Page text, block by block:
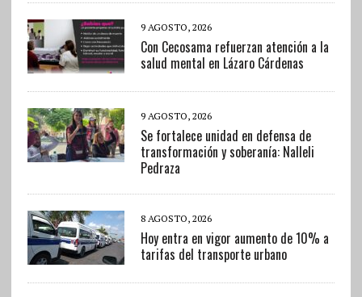
9 AGOSTO, 2026
Con Cecosama refuerzan atención a la
salud mental en Lázaro Cárdenas
9 AGOSTO, 2026
Se fortalece unidad en defensa de
transformación y soberanía: Nalleli
Pedraza
8 AGOSTO, 2026
Hoy entra en vigor aumento de 10% a
tarifas del transporte urbano